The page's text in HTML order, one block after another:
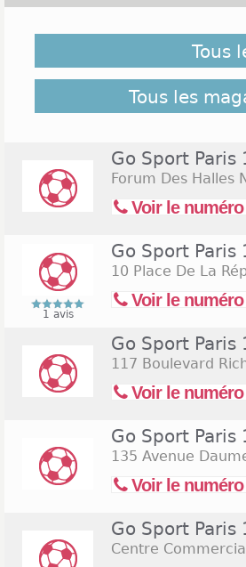
novembre 2026 ne soient
retrouver l'ensemble des
Commerces.com :120
Tous
Tous les
Go Sport Paris
Forum Des Halles
Voir le numéro
Go Sport
10 Place De La
Voir le numéro
1 avis
Go Sport
117 Boulevard
Voir le numéro
Go Sport Paris
135 Avenue
Voir le numéro
Go Sport
Centre